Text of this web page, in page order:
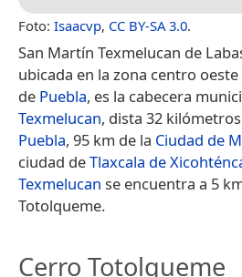
Foto: Isaacvp, CC BY-SA 3.0.
San Martín Texmelucan de
ubicada en la zona centro
de Puebla, es la cabecera
Texmelucan, dista 32
Puebla, 95 km de la Ciudad de
ciudad deTlaxcala de
Texmelucan se encuentra a 5
Totolqueme.
Cerro Totolqueme